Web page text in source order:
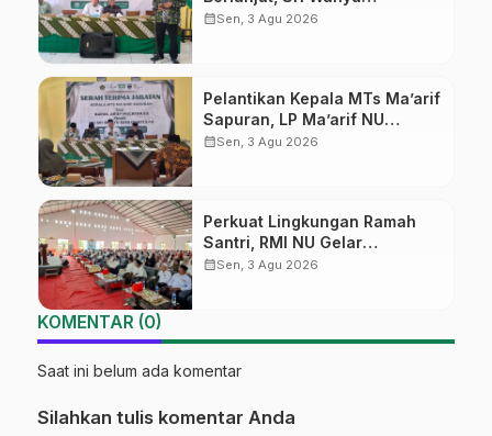
Susilowati Resmi Pimpin MTs
calendar_monthSen, 3 Agu 2026
Pelantikan Kepala MTs Ma’arif
Sapuran, LP Ma’arif NU
Wonosobo Tekankan Lima
calendar_monthSen, 3 Agu 2026
Perkuat Lingkungan Ramah
Santri, RMI NU Gelar
‘Sambang Pesantren’ di Pati
calendar_monthSen, 3 Agu 2026
KOMENTAR (0)
Saat ini belum ada komentar
Silahkan tulis komentar Anda